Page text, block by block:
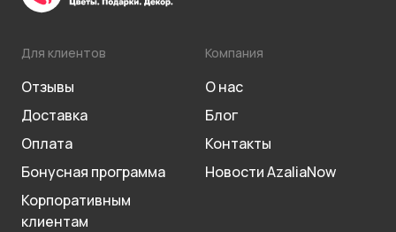
Для клиентов
Отзывы
Доставка
Оплата
Бонусная программа
Корпоративным
клиентам
Компания
О нас
Блог
Контакты
Новости AzaliaNow